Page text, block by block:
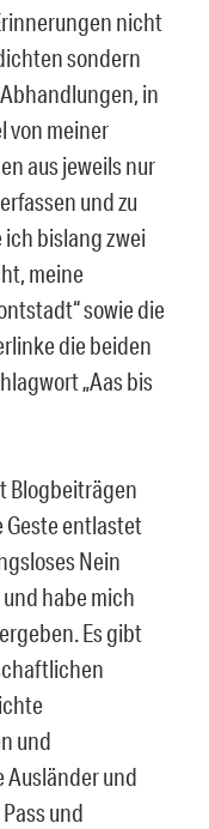
nicht
sondern
in
von meiner
aus jeweils nur
und zu
bislang zwei
meine
sowie die
die beiden
„Aas bis
Blogbeiträgen
Geste entlastet
Nein
habe mich
Es gibt
und
Ausländer und
und